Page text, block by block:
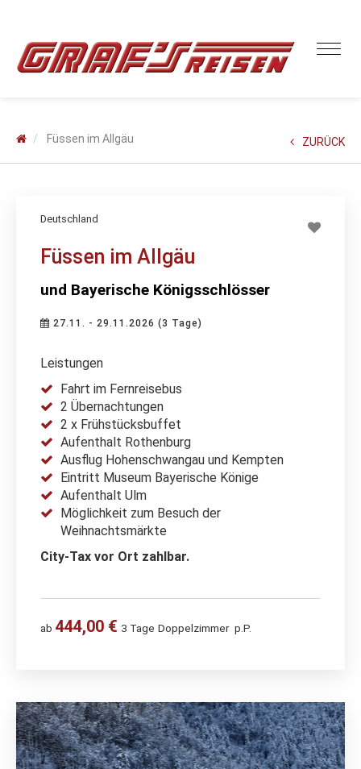
Füssen im Allgäu ZURÜCK
Deutschland
Füssen im Allgäu
und Bayerische Königsschlösser
27.11. - 29.11.2026 (3 Tage)
Leistungen
Fahrt im Fernreisebus
2 Übernachtungen
2 x Frühstücksbuffet
Aufenthalt Rothenburg
Ausflug Hohenschwangau und Kempten
Eintritt Museum Bayerische Könige
Aufenthalt Ulm
Möglichkeit zum Besuch der
Weihnachtsmärkte
City-Tax vor Ort zahlbar.
ab 444,00 € 3 Tage Doppelzimmer p.P.